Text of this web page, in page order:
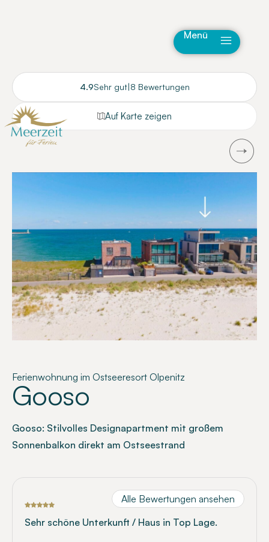
Menü
4.9Sehr gut|8 Bewertungen
Auf Karte zeigen
Ferienwohnung im Ostseeresort Olpenitz
Gooso
Gooso: Stilvolles Designapartment mit großem
Sonnenbalkon direkt am Ostseestrand
Alle Bewertungen ansehen
Sehr schöne Unterkunft / Haus in Top Lage.